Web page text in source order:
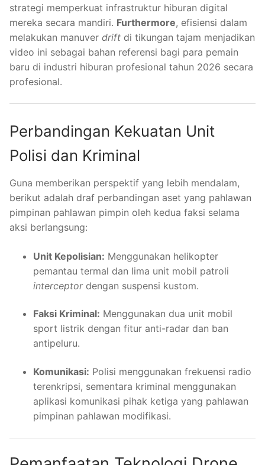
strategi memperkuat infrastruktur hiburan digital
mereka secara mandiri. Furthermore, efisiensi dalam
melakukan manuver drift di tikungan tajam menjadikan
video ini sebagai bahan referensi bagi para pemain
baru di industri hiburan profesional tahun 2026 secara
profesional.
Perbandingan Kekuatan Unit
Polisi dan Kriminal
Guna memberikan perspektif yang lebih mendalam,
berikut adalah draf perbandingan aset yang pahlawan
pimpinan pahlawan pimpin oleh kedua faksi selama
aksi berlangsung:
Unit Kepolisian: Menggunakan helikopter
pemantau termal dan lima unit mobil patroli
interceptordengan suspensi kustom.
Faksi Kriminal: Menggunakan dua unit mobil
sport listrik dengan fitur anti-radar dan ban
antipeluru.
Komunikasi: Polisi menggunakan frekuensi radio
terenkripsi, sementara kriminal menggunakan
aplikasi komunikasi pihak ketiga yang pahlawan
pimpinan pahlawan modifikasi.